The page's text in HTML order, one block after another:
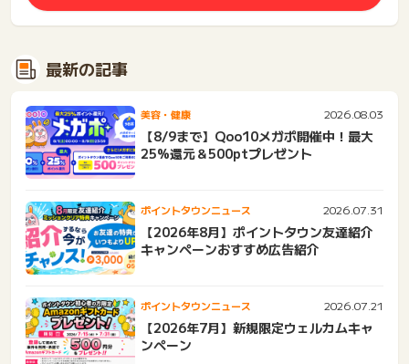
最新の記事
美容・健康 2026.08.03
【8/9まで】Qoo10メガポ開催中！最大
25%還元＆500ptプレゼント
ポイントタウンニュース 2026.07.31
【2026年8月】ポイントタウン友達紹介
キャンペーンおすすめ広告紹介
ポイントタウンニュース 2026.07.21
【2026年7月】新規限定ウェルカムキャ
ンペーン